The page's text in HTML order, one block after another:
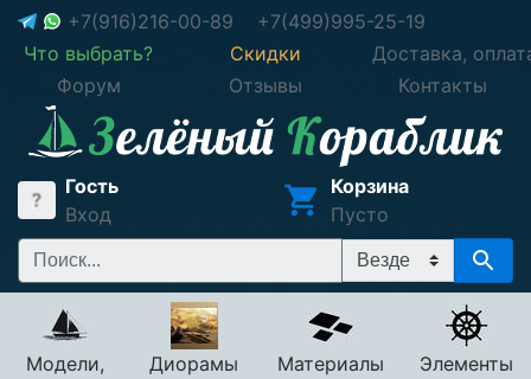
+7(916)216-00-89
+7(499)995-25-19
Что выбрать?
Скидки
Доставка,
Форум
Отзывы Контакты
Гость
Вход
Корзина
Пусто
Модели,
Диорамы Материалы Элементы